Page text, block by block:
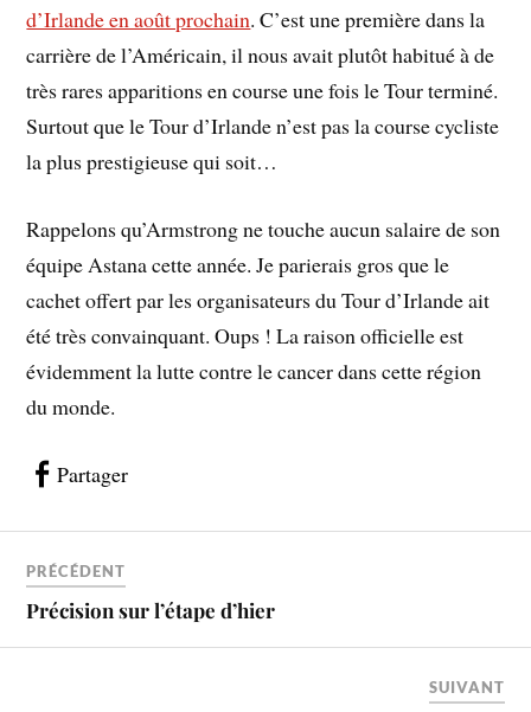
d’Irlande en août prochain. C’est une première dans la
carrière de l’Américain, il nous avait plutôt habitué à de
très rares apparitions en course une fois le Tour terminé.
Surtout que le Tour d’Irlande n’est pas la course cycliste
la plus prestigieuse qui soit…
Rappelons qu’Armstrong ne touche aucun salaire de son
équipe Astana cette année. Je parierais gros que le
cachet offert par les organisateurs du Tour d’Irlande ait
été très convainquant. Oups ! La raison officielle est
évidemment la lutte contre le cancer dans cette région
du monde.
Partager
PRÉCÉDENT
Précision sur l’étape d’hier
SUIVANT